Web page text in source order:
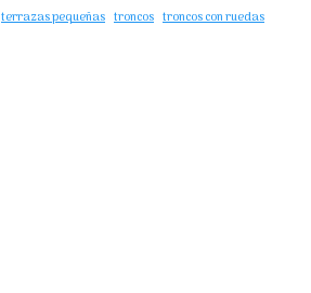
terrazas pequeñas troncos troncos con ruedas